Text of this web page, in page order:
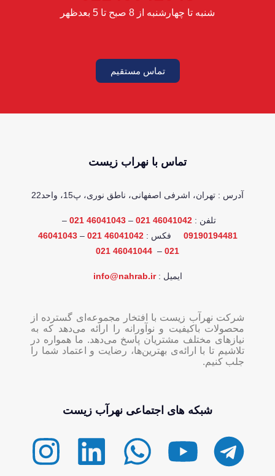
شنبه تا چهارشنبه از 8 صبح تا 5 بعدظهر
تماس مستقیم
تماس با نهراب زیست
آدرس : تهران، اشرفی اصفهانی، ناطق نوری، پ15، واحد22
تلفن : 46041042 021
–
46041043 021
–
09190194481 فکس : 46041042 021
–
46041043
021
–
46041044 021
ایمیل : info@nahrab.ir
شرکت نهرآب زیست با افتخار مجموعه‌ای گسترده از
محصولات باکیفیت و نوآورانه را ارائه می‌دهد که به
نیازهای مختلف مشتریان پاسخ می‌دهد. ما همواره در
تلاشیم تا با ارائه‌ی بهترین‌ها، رضایت و اعتماد شما را
جلب کنیم.
شبکه های اجتماعی نهرآب زیست